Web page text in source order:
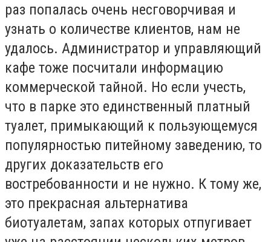
раз попалась очень несговорчивая и
узнать о количестве клиентов, нам не
удалось. Администратор и управляющий
кафе тоже посчитали информацию
коммерческой тайной. Но если учесть,
что в парке это единственный платный
туалет, примыкающий к пользующемуся
популярностью питейному заведению, то
других доказательств его
востребованности и не нужно. К тому же,
это прекрасная альтернатива
биотуалетам, запах которых отпугивает